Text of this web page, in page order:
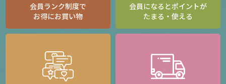
会員ランク制度で
お得にお買い物
会員になるとポイントが
たまる・使える